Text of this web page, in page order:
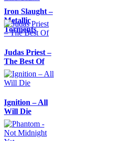
Iron Slaught –
Metallic
Torments
Judas Priest –
The Best Of
Ignition – All
Will Die